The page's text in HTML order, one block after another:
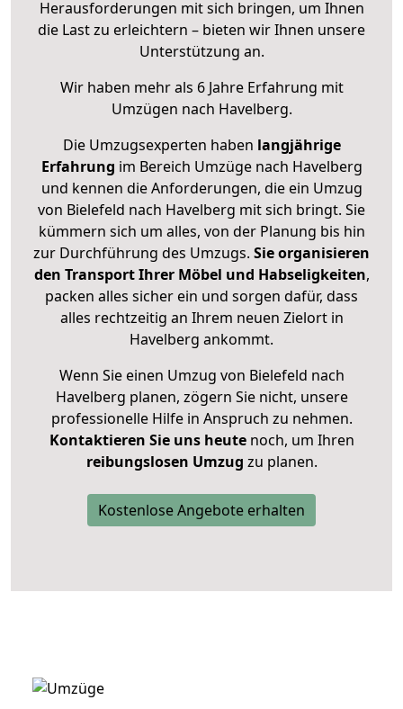
Herausforderungen mit sich bringen, um Ihnen
die Last zu erleichtern – bieten wir Ihnen unsere
Unterstützung an.
Wir haben mehr als 6 Jahre Erfahrung mit
Umzügen nach Havelberg.
Die Umzugsexperten haben langjährige
Erfahrung im Bereich Umzüge nach Havelberg
und kennen die Anforderungen, die ein Umzug
von Bielefeld nach Havelberg mit sich bringt. Sie
kümmern sich um alles, von der Planung bis hin
zur Durchführung des Umzugs. Sie organisieren
den Transport Ihrer Möbel und Habseligkeiten,
packen alles sicher ein und sorgen dafür, dass
alles rechtzeitig an Ihrem neuen Zielort in
Havelberg ankommt.
Wenn Sie einen Umzug von Bielefeld nach
Havelberg planen, zögern Sie nicht, unsere
professionelle Hilfe in Anspruch zu nehmen.
Kontaktieren Sie uns heutenoch, um Ihren
reibungslosen Umzug zu planen.
Kostenlose Angebote erhalten